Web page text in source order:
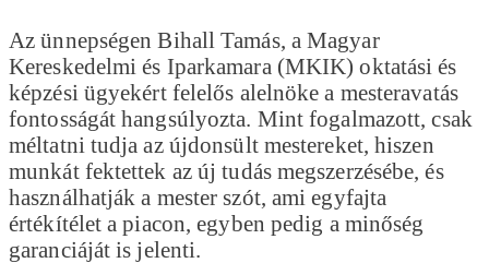
ÜNNEPSÉGÉN
Az ünnepségen Bihall Tamás, a Magyar
Kereskedelmi és Iparkamara (MKIK) oktatási és
képzési ügyekért felelős alelnöke a mesteravatás
fontosságát hangsúlyozta. Mint fogalmazott, csak
méltatni tudja az újdonsült mestereket, hiszen
munkát fektettek az új tudás megszerzésébe, és
használhatják a mester szót, ami egyfajta
értékítélet a piacon, egyben pedig a minőség
garanciáját is jelenti.